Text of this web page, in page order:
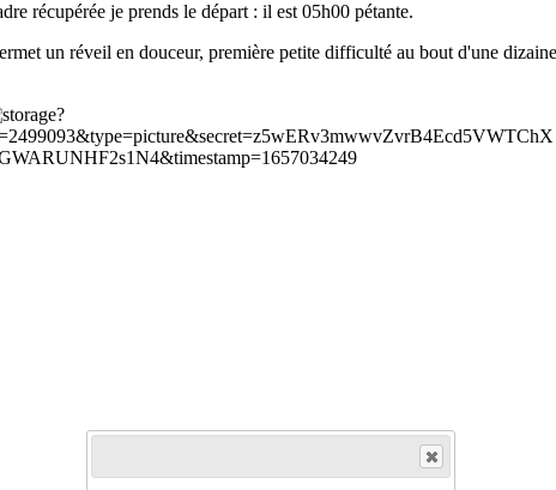
récupérée je prends le départ : il est 05h00 pétante.
un réveil en douceur, première petite difficulté au bout d'une